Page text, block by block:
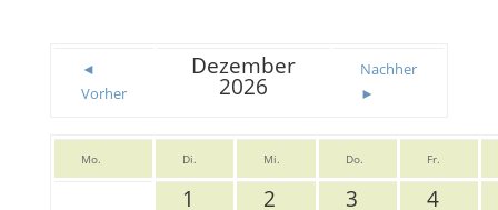
◄
Vorher
Dezember
2026
Nachher
►
Mo. Di. Mi. Do. Fr.
1 2 3 4